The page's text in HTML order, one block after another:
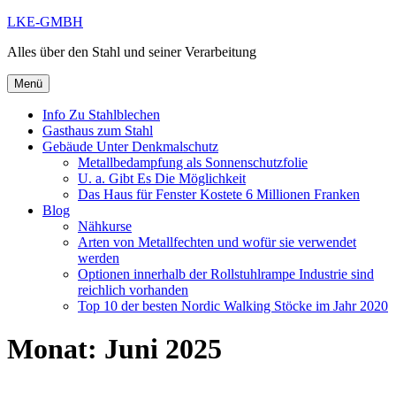
Zum
springen
LKE-GMBH
Alles über den Stahl und seiner Verarbeitung
Menü
Info Zu Stahlblechen
Gasthaus zum Stahl
Gebäude Unter Denkmalschutz
Metallbedampfung als Sonnenschutzfolie
U. a. Gibt Es Die Möglichkeit
Das Haus für Fenster Kostete 6 Millionen Franken
Blog
Nähkurse
Arten von Metallfechten und wofür sie verwendet
werden
Optionen innerhalb der Rollstuhlrampe Industrie sind
reichlich vorhanden
Top 10 der besten Nordic Walking Stöcke im Jahr 2020
Monat: Juni 2025